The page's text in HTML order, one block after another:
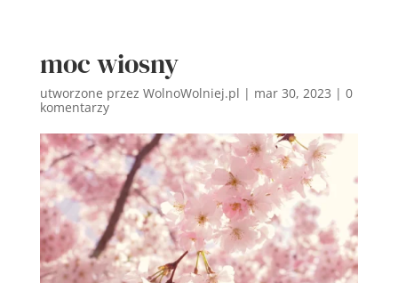
moc wiosny
utworzone przez WolnoWolniej.pl | mar 30, 2023 | 0
komentarzy